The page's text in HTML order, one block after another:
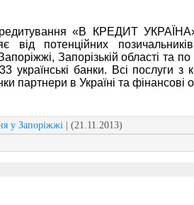
«В КРЕДИТ
від потенційних
Запорізькій області та по
українські банки. Всі послуги з
партнери в Україні та фінансові
у Запоріжжі | (21.11.2013)